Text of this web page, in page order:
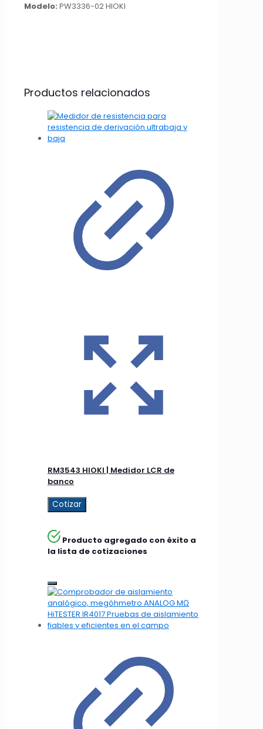
Modelo: PW3336-02 HIOKI
Productos relacionados
RM3543 HIOKI | Medidor LCR de
banco
Cotizar
Producto agregado con éxito a
la lista de cotizaciones